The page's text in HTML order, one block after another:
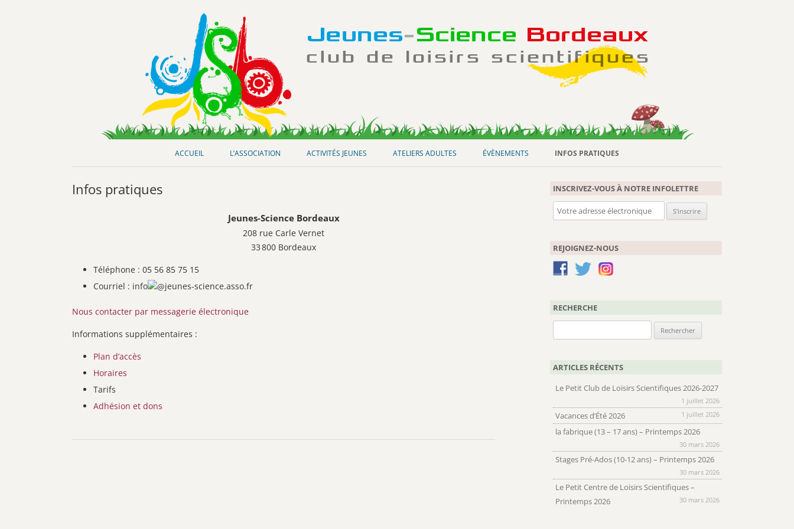
Jeunes-Science Bordeaux
au
ACCUEIL L’ASSOCIATION ACTIVITÉS JEUNES ATELIERS ADULTES ÉVÈNEMENTS INFOS PRATIQUES
Infos pratiques
Jeunes-Science Bordeaux
208 rue Carle Vernet
33 800 Bordeaux
Téléphone : 05 56 85 75 15
Courriel : info
jeunes-science.asso.fr
Nous contacter par messagerie électronique
Informations supplémentaires :
Plan d’accès
Horaires
Tarifs
Adhésion et dons
INSCRIVEZ-VOUS À NOTRE INFOLETTRE
REJOIGNEZ-NOUS
RECHERCHE
ARTICLES RÉCENTS
Le Petit Club de Loisirs Scientifiques 2026-2027
1 juillet 2026
Vacances d’Été 2026 1 juillet 2026
la fabrique (13 – 17 ans) – Printemps 2026
30 mars 2026
Stages Pré-Ados (10-12 ans) – Printemps 2026
30 mars 2026
Le Petit Centre de Loisirs Scientifiques –
Printemps 2026
30 mars 2026